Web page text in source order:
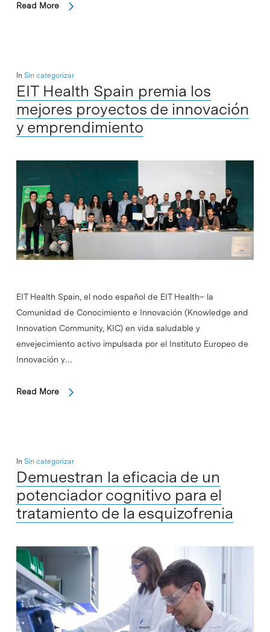
Read More
In Sin categorizar
EIT Health Spain premia los
mejores proyectos de innovación
y emprendimiento
EIT Health Spain, el nodo español de EIT Health– la
Comunidad de Conocimiento e Innovación (Knowledge and
Innovation Community, KIC) en vida saludable y
envejecimiento activo impulsada por el Instituto Europeo de
Innovación y…
Read More
In Sin categorizar
Demuestran la eficacia de un
potenciador cognitivo para el
tratamiento de la esquizofrenia